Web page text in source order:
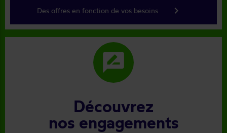
Des offres en fonction de vos besoins keyboard_arrow_right
rate_review
Découvrez
nos engagements